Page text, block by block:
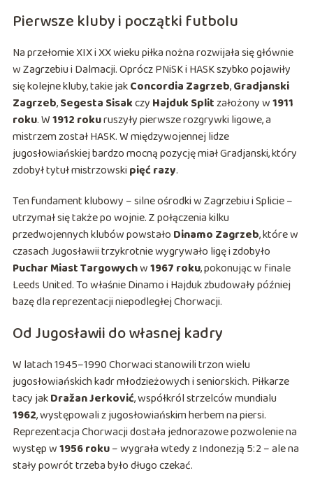
Pierwsze kluby i początki futbolu
Na przełomie XIX i XX wieku piłka nożna rozwijała się głównie
w Zagrzebiu i Dalmacji. Oprócz PNiSK i HASK szybko pojawiły
się kolejne kluby, takie jakConcordia Zagrzeb,Gradjanski
Zagrzeb,Segesta Sisakczy Hajduk Splitzałożony w1911
roku. W1912 rokuruszyły pierwsze rozgrywki ligowe, a
mistrzem został HASK. W międzywojennej lidze
jugosłowiańskiej bardzo mocną pozycję miał Gradjanski, który
zdobył tytuł mistrzowski pięć razy.
Ten fundament klubowy – silne ośrodki w Zagrzebiu i Splicie –
utrzymał się także po wojnie. Z połączenia kilku
przedwojennych klubów powstało Dinamo Zagrzeb, które w
czasach Jugosławii trzykrotnie wygrywało ligę i zdobyło
Puchar Miast Targowychw1967 roku, pokonując w finale
Leeds United. To właśnie Dinamo i Hajduk zbudowały później
bazę dla reprezentacji niepodległej Chorwacji.
Od Jugosławii do własnej kadry
W latach 1945–1990 Chorwaci stanowili trzon wielu
jugosłowiańskich kadr młodzieżowych i seniorskich. Piłkarze
tacy jakDražan Jerković, współkról strzelców mundialu
1962, występowali z jugosłowiańskim herbem na piersi.
Reprezentacja Chorwacji dostała jednorazowe pozwolenie na
występ w1956 roku– wygrała wtedy z Indonezją 5:2 – ale na
stały powrót trzeba było długo czekać.